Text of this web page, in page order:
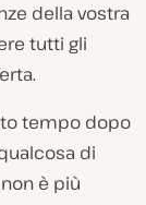
della vostra
tutti gli
tempo dopo
di
è più